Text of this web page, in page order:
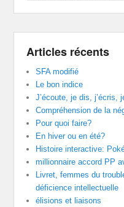
Articles récents
SFA modifié
Le bon indice
J’écoute, je dis, j’écris,
Compréhension de la
Pour quoi faire?
En hiver ou en été?
Histoire interactive:
millionnaire accord PP
Livret, femmes du
déficience intellectuelle
élisions et liaisons